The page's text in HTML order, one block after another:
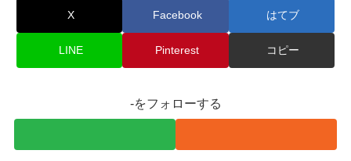
X Facebook はてブ
LINE Pinterest コピー
-をフォローする